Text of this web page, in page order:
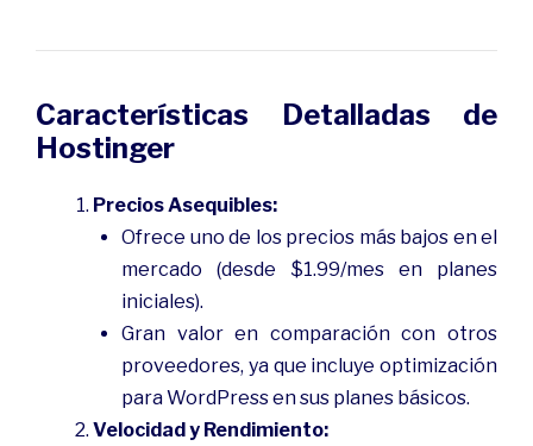
Características Detalladas de
Hostinger
Precios Asequibles:
Ofrece uno de los precios más bajos en el
mercado (desde $1.99/mes en planes
iniciales).
Gran valor en comparación con otros
proveedores, ya que incluye optimización
para WordPress en sus planes básicos.
Velocidad y Rendimiento: